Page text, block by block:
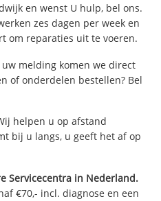
en wenst U hulp, bel ons.
zes dagen per week en
om reparaties uit te voeren.
melding komen we direct
of onderdelen bestellen? Bel
helpen u op afstand
bij u langs, u geeft het af op
Servicecentra in Nederland.
€70,- incl. diagnose en een